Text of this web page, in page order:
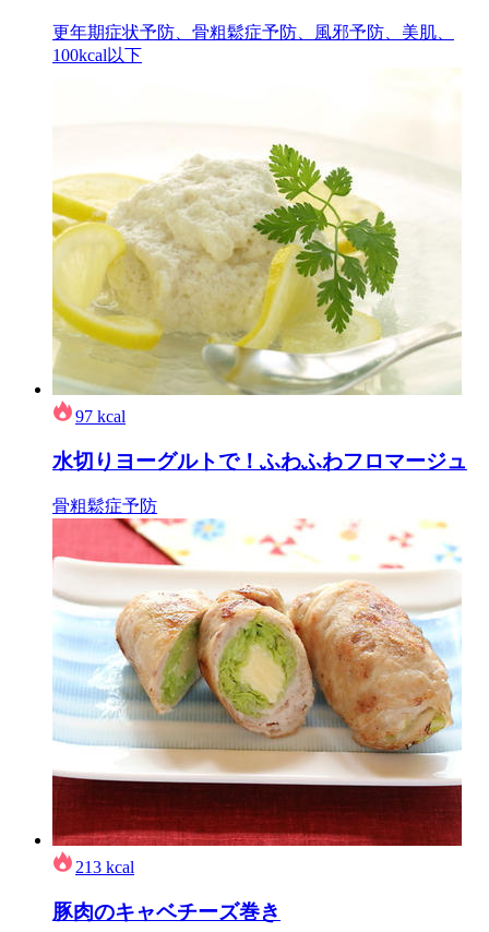
更年期症状予防、骨粗鬆症予防、風邪予防、美肌、
100kcal以下
97 kcal
水切りヨーグルトで！ふわふわフロマージュ
骨粗鬆症予防
213 kcal
豚肉のキャベチーズ巻き